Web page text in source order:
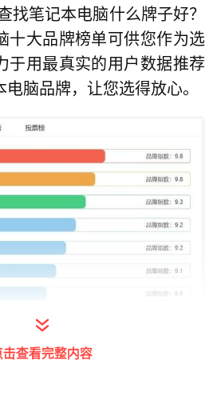
找笔记本电脑什么牌子好？
十大品牌榜单可供您作为选
于用最真实的用户数据推荐
脑品牌，让您选得放心。
击查看完整内容